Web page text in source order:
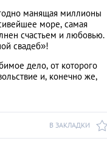
манящая миллионы
море, самая
счастьем и любовью.
свадеб»!
дело, от которого
и, конечно же,
В ЗАКЛАДКИ